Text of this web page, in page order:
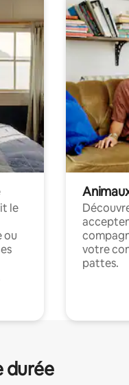
le
ou
votre
pattes.
durée